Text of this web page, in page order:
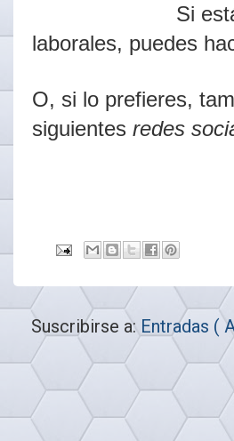
Si
laborales, puedes
O, si lo prefieres, t
siguientes redes
Suscribirse a: Entradas (